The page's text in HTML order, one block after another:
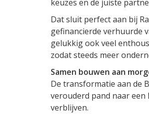
keuzes en de juiste
Dat sluit perfect aan bij
gefinancierde verhuurde
gelukkig ook veel
zodat steeds meer
Samen bouwen aan
De transformatie aan de
verouderd pand naar een
verblijven.